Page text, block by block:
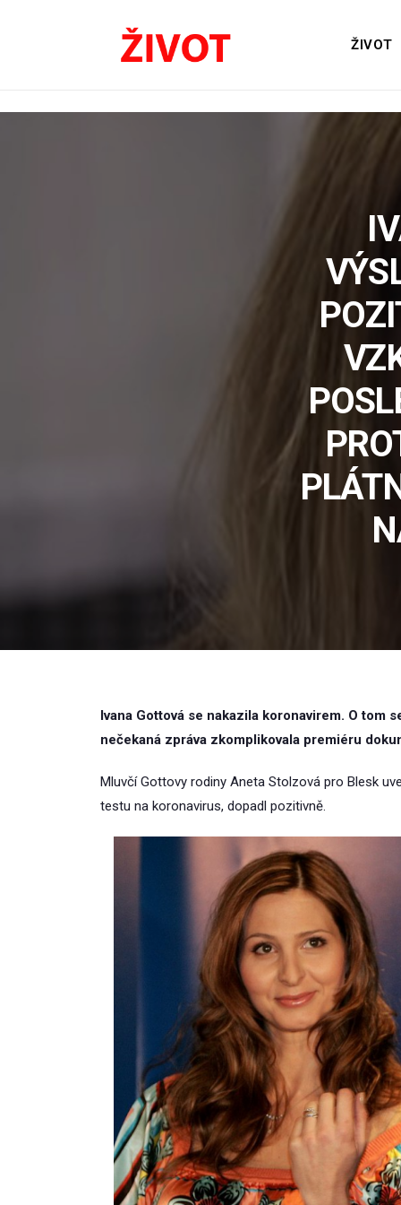
ŽIVOT
Ivana Gottová se nakazila koronavirem. O tom
nečekaná zpráva zkomplikovala premiéru
Mluvčí Gottovy rodiny Aneta Stolzová pro Blesk
testu na koronavirus, dopadl pozitivně.